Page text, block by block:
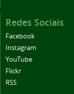
Redes Sociais
Facebook
Instagram
YouTube
Flickr
RSS